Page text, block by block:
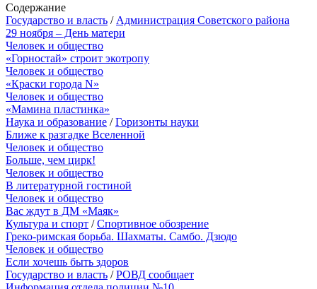
Содержание
Государство и власть / Администрация Советского района
29 ноября – День матери
Человек и общество
«Горностай» строит экотропу
Человек и общество
«Краски города N»
Человек и общество
«Мамина пластинка»
Наука и образование /Горизонты науки
Ближе к разгадке Вселенной
Человек и общество
Больше, чем цирк!
Человек и общество
В литературной гостиной
Человек и общество
Вас ждут в ДМ «Маяк»
Культура и спорт /Спортивное обозрение
Греко-римская борьба. Шахматы. Самбо. Дзюдо
Человек и общество
Если хочешь быть здоров
Государство и власть /РОВД сообщает